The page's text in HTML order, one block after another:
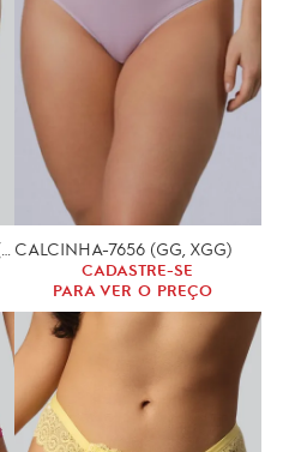
CALCINHA-7656 (GG, XGG)
CADASTRE-SE
PARA VER O PREÇO